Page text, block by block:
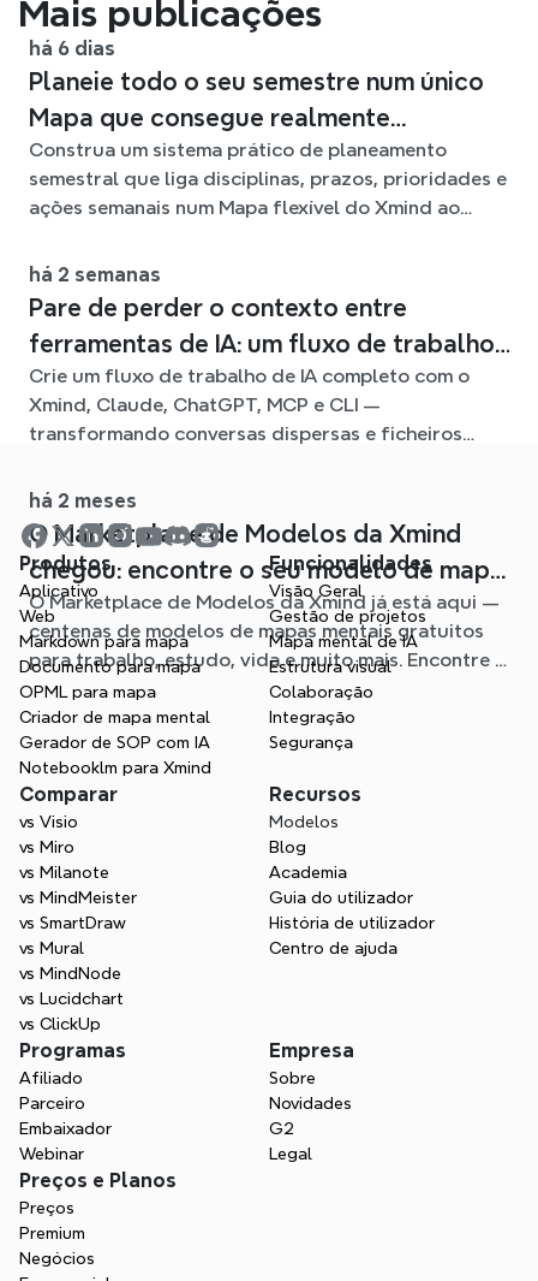
Mais publicações
há 6 dias
Planeie todo o seu semestre num único
Mapa que consegue realmente
acompanhar
Construa um sistema prático de planeamento
semestral que liga disciplinas, prazos, prioridades e
ações semanais num Mapa flexível do Xmind ao
há 2 semanas
Pare de perder o contexto entre
ferramentas de IA: um fluxo de trabalho
ligado com o Xmind
Crie um fluxo de trabalho de IA completo com o
Xmind, Claude, ChatGPT, MCP e CLI —
transformando conversas dispersas e ficheiros
há 2 meses
O Marketplace de Modelos da Xmind
chegou: encontre o seu modelo de mapa
mental para qualquer situação
O Marketplace de Modelos da Xmind já está aqui —
centenas de modelos de mapas mentais gratuitos
para trabalho, estudo, vida e muito mais. Encontre o
ponto de partida ideal e evite a página em branco.
Produtos
Aplicativo
Web
Markdown para mapa
Documento para mapa
OPML para mapa
Criador de mapa mental
Gerador de SOP com IA
Notebooklm para Xmind
Funcionalidades
Visão Geral
Gestão de projetos
Mapa mental de IA
Estrutura visual
Colaboração
Integração
Segurança
Comparar
vs Visio
vs Miro
vs Milanote
vs MindMeister
vs SmartDraw
vs Mural
vs MindNode
vs Lucidchart
vs ClickUp
Recursos
Modelos
Blog
Academia
Guia do utilizador
História de utilizador
Centro de ajuda
Programas
Afiliado
Parceiro
Embaixador
Webinar
Empresa
Sobre
Novidades
G2
Legal
Preços e Planos
Preços
Premium
Negócios